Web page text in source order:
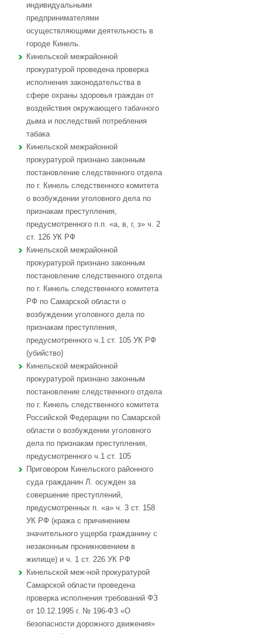
индивидуальными
предпринимателями
осуществляющими деятельность в
городе Кинель.
Кинельской межрайонной
прокуратурой проведена проверка
исполнения законодательства в
сфере охраны здоровья граждан от
воздействия окружающего табачного
дыма и последствий потребления
табака
Кинельской межрайонной
прокуратурой признано законным
постановление следственного отдела
по г. Кинель следственного комитета
о возбуждении уголовного дела по
признакам преступления,
предусмотренного п.п. «а, в, г, з» ч. 2
ст. 126 УК РФ
Кинельской межрайонной
прокуратурой признано законным
постановление следственного отдела
по г. Кинель следственного комитета
РФ по Самарской области о
возбуждении уголовного дела по
признакам преступления,
предусмотренного ч.1 ст. 105 УК РФ
(убийство)
Кинельской межрайонной
прокуратурой признано законным
постановление следственного отдела
по г. Кинель следственного комитета
Российской Федерации по Самарской
области о возбуждении уголовного
дела по признакам преступления,
предусмотренного ч.1 ст. 105
Приговором Кинельского районного
суда гражданин Л. осужден за
совершение преступлений,
предусмотренных п. «а» ч. 3 ст. 158
УК РФ (кража с причинением
значительного ущерба гражданину с
незаконным проникновением в
жилище) и ч. 1 ст. 226 УК РФ
Кинельской меж-ной прокуратурой
Самарской области проведена
проверка исполнения требований ФЗ
от 10.12.1995 г. № 196-ФЗ «О
безопасности дорожного движения»